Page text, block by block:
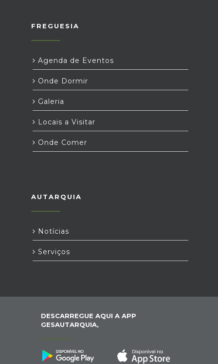
FREGUESIA
Agenda de Eventos
Onde Dormir
Galeria
Locais a Visitar
Onde Comer
AUTARQUIA
Notícias
Serviços
DESCARREGUE AQUI A APP
GESAUTARQUIA,